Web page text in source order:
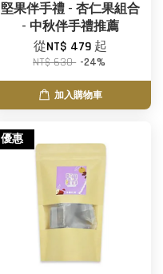
堅果伴手禮 - 杏仁果組合
- 中秋伴手禮推薦
從NT$ 479 起
NT$ 630 -24%
加入購物車
優惠